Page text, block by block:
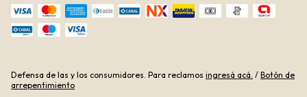
Defensa de las y los consumidores. Para reclamos ingresá acá. / Botón de
arrepentimiento